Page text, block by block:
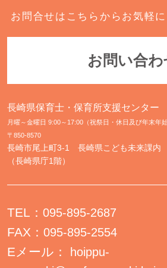
お問合せはこちらからお気軽に
お問い合わ
長崎県保育士・保育所支援センター
月曜～金曜日 9:00～17:00（祝祭日・休日及び年末年始
〒850-8570
長崎市尾上町3-1 長崎県こども未来課内
（長崎県庁1階）
TEL： 095-895-2687
FAX： 095-895-2554
Eメール：
hoippu-